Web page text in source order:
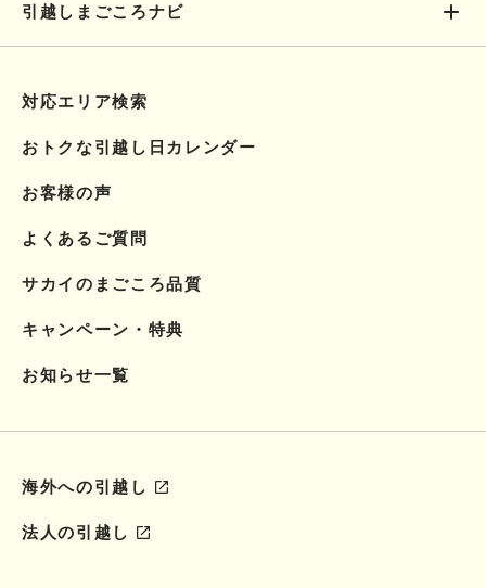
引越しまごころナビ
対応エリア検索
おトクな引越し日カレンダー
お客様の声
よくあるご質問
サカイのまごころ品質
キャンペーン・特典
お知らせ一覧
海外への引越し
法人の引越し